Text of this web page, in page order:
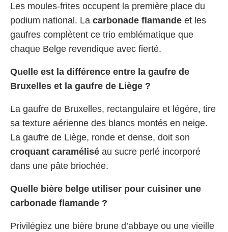
Les moules-frites occupent la première place du
podium national. La carbonade flamande et les
gaufres complètent ce trio emblématique que
chaque Belge revendique avec fierté.
Quelle est la différence entre la gaufre de
Bruxelles et la gaufre de Liège ?
La gaufre de Bruxelles, rectangulaire et légère, tire
sa texture aérienne des blancs montés en neige.
La gaufre de Liège, ronde et dense, doit son
croquant caramélisé au sucre perlé incorporé
dans une pâte briochée.
Quelle bière belge utiliser pour cuisiner une
carbonade flamande ?
Privilégiez une bière brune d’abbaye ou une vieille